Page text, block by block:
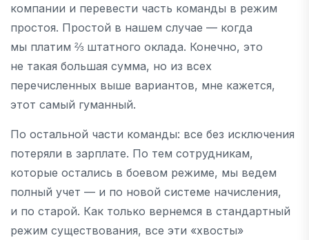
компании и перевести часть команды в режим
простоя. Простой в нашем случае — когда
мы платим ⅔ штатного оклада. Конечно, это
не такая большая сумма, но из всех
перечисленных выше вариантов, мне кажется,
этот самый гуманный.
По остальной части команды: все без исключения
потеряли в зарплате. По тем сотрудникам,
которые остались в боевом режиме, мы ведем
полный учет — и по новой системе начисления,
и по старой. Как только вернемся в стандартный
режим существования, все эти «хвосты»